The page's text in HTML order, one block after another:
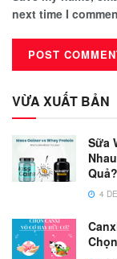
next time I
VỪA XUẤT BẢN
Sữa
Quả?
4